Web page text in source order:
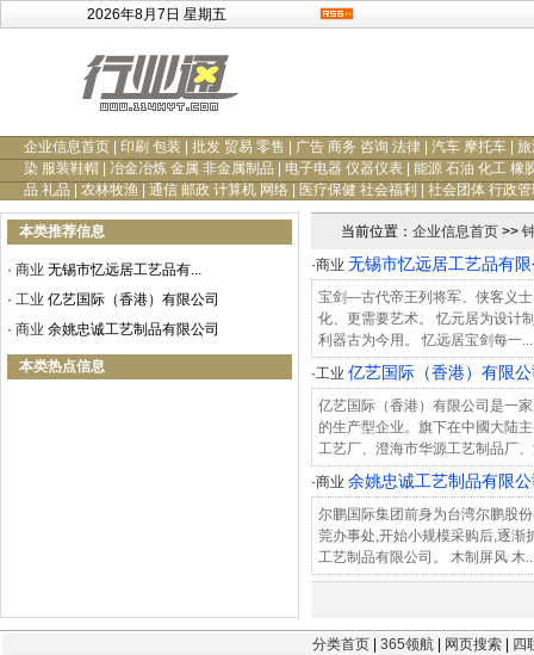
2026年8月7日 星期五
企业信息首页 印刷 包装 批发 贸易 零售 广告 商务 咨询 法律 汽车 摩托车
旅
染 服装鞋帽
冶金冶炼 金属 非金属制品 电子电器 仪器仪表
能源 石油 化工 橡
品 礼品
农林牧渔 通信 邮政 计算机 网络 医疗保健 社会福利 社会团体 行政
本类推荐信息
· 商业 无锡市忆远居工艺品有...
· 工业 亿艺国际（香港）有限公司
· 商业 余姚忠诚工艺制品有限公司
本类热点信息
当前位置： 企业信息首页 >>
·商业 无锡市忆远居工艺品有
宝剑—古代帝王列将军、侠客义
化、更需要艺术。 忆元居为设计
利器古为今用。 忆远居宝剑每一...
·工业 亿艺国际（香港）有限
亿艺国际（香港）有限公司是一
的生产型企业。旗下在中國大陆
工艺厂、澄海市华源工艺制品厂
·商业 余姚忠诚工艺制品有限
尔鹏国际集团前身为台湾尔鹏股
莞办事处,开始小规模采购后,逐渐
工艺制品有限公司。 木制屏风 木
分类首页 365领航 网页搜索 四